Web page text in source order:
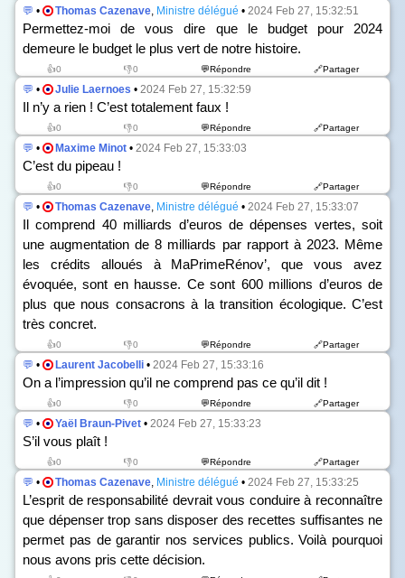
💬 • Thomas Cazenave, Ministre délégué • 2024 Feb 27, 15:32:51
Permettez-moi de vous dire que le budget pour 2024
demeure le budget le plus vert de notre histoire.
👍0 👎0 💬Répondre 🔗Partager
💬 • Julie Laernoes • 2024 Feb 27, 15:32:59
Il n’y a rien ! C’est totalement faux !
👍0 👎0 💬Répondre 🔗Partager
💬 • Maxime Minot • 2024 Feb 27, 15:33:03
C’est du pipeau !
👍0 👎0 💬Répondre 🔗Partager
💬 • Thomas Cazenave, Ministre délégué • 2024 Feb 27, 15:33:07
Il comprend 40 milliards d’euros de dépenses vertes, soit
une augmentation de 8 milliards par rapport à 2023. Même
les crédits alloués à MaPrimeRénov’, que vous avez
évoquée, sont en hausse. Ce sont 600 millions d’euros de
plus que nous consacrons à la transition écologique. C’est
très concret.
👍0 👎0 💬Répondre 🔗Partager
💬 • Laurent Jacobelli • 2024 Feb 27, 15:33:16
On a l’impression qu’il ne comprend pas ce qu’il dit !
👍0 👎0 💬Répondre 🔗Partager
💬 • Yaël Braun-Pivet • 2024 Feb 27, 15:33:23
S’il vous plaît !
👍0 👎0 💬Répondre 🔗Partager
💬 • Thomas Cazenave, Ministre délégué • 2024 Feb 27, 15:33:25
L’esprit de responsabilité devrait vous conduire à reconnaître
que dépenser trop sans disposer des recettes suffisantes ne
permet pas de garantir nos services publics. Voilà pourquoi
nous avons pris cette décision.